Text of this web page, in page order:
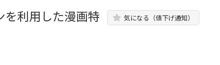
を利用した漫画特
気になる（値下げ通知）